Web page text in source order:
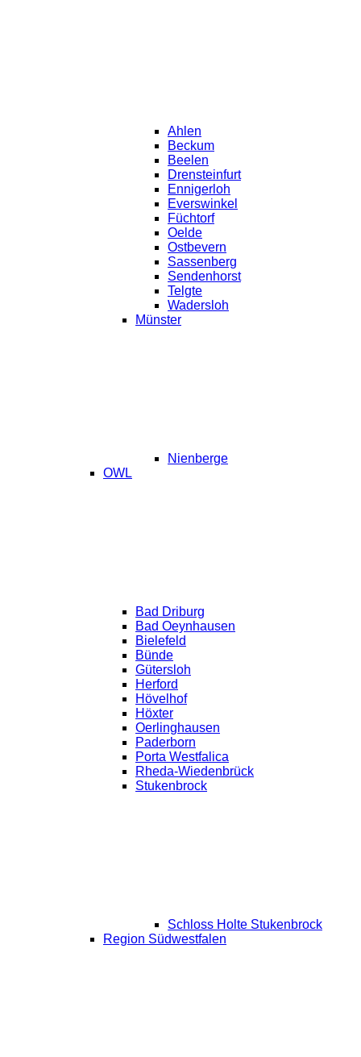
Ahlen
Beckum
Beelen
Drensteinfurt
Ennigerloh
Everswinkel
Füchtorf
Oelde
Ostbevern
Sassenberg
Sendenhorst
Telgte
Wadersloh
Münster
Nienberge
OWL
Bad Driburg
Bad Oeynhausen
Bielefeld
Bünde
Gütersloh
Herford
Hövelhof
Höxter
Oerlinghausen
Paderborn
Porta Westfalica
Rheda-Wiedenbrück
Stukenbrock
Schloss Holte Stukenbrock
Region Südwestfalen